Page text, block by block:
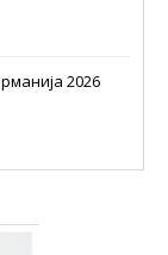
2026